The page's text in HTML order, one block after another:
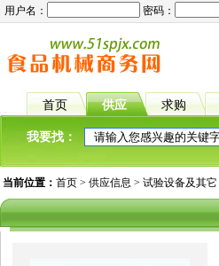
用户名： 密码：
首页 供应 求购
我要找：
当前位置： 首页 > 供应信息 > 试验设备及其它